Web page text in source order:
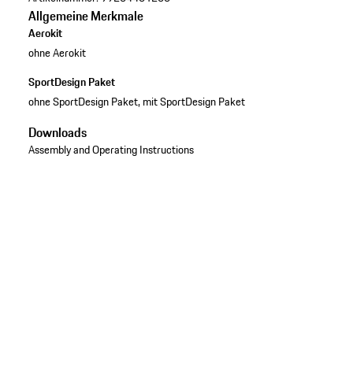
Allgemeine Merkmale
Aerokit
ohne Aerokit
SportDesign Paket
ohne SportDesign Paket, mit SportDesign Paket
Downloads
Assembly and Operating Instructions